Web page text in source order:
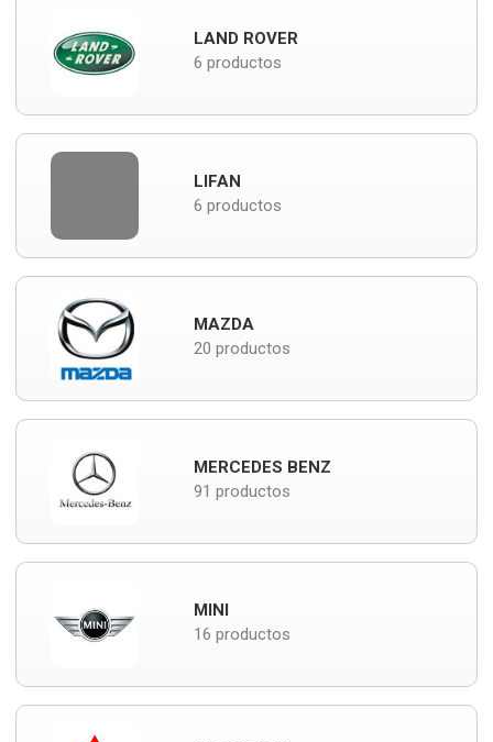
LAND ROVER
6 productos
LIFAN
6 productos
MAZDA
20 productos
MERCEDES BENZ
91 productos
MINI
16 productos